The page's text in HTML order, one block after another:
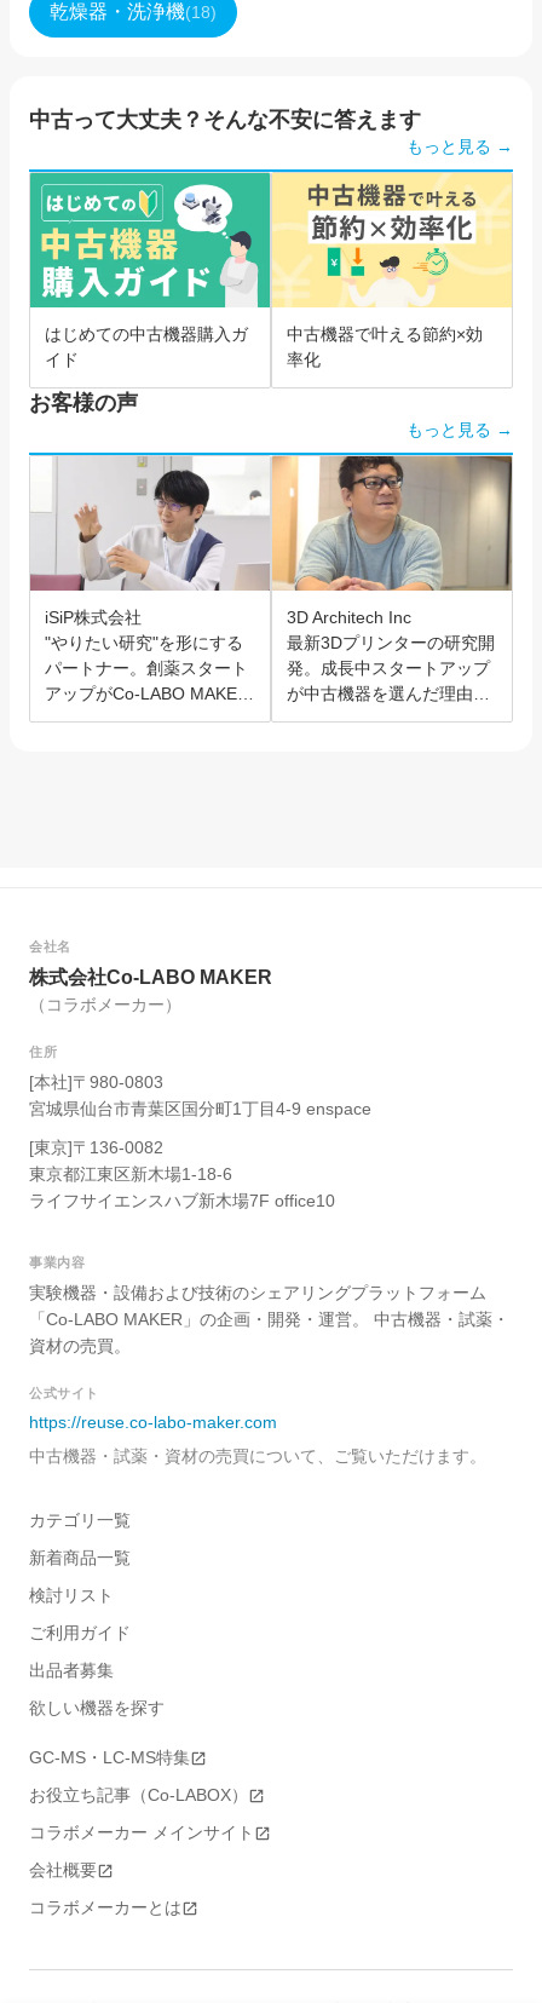
乾燥器・洗浄機(18)
中古って大丈夫？そんな不安に答えます
もっと見る →
はじめての中古機器購入ガ
イド
中古機器で叶える節約×効
率化
お客様の声
もっと見る →
iSiP株式会社
"やりたい研究"を形にする
パートナー。創薬スタート
アップがCo-LABO MAKER
を選んだ理由。
3D Architech Inc
最新3Dプリンターの研究開
発。成長中スタートアップ
が中古機器を選んだ理由と
は？
会社名
株式会社Co-LABO MAKER
（コラボメーカー）
住所
[本社]〒980-0803
宮城県仙台市青葉区国分町1丁目4-9 enspace
[東京]〒136-0082
東京都江東区新木場1-18-6
ライフサイエンスハブ新木場7F office10
事業内容
実験機器・設備および技術のシェアリングプラットフォーム
「Co-LABO MAKER」の企画・開発・運営。 中古機器・試薬・
資材の売買。
公式サイト
https://reuse.co-labo-maker.com
中古機器・試薬・資材の売買について、ご覧いただけます。
カテゴリ一覧
新着商品一覧
検討リスト
ご利用ガイド
出品者募集
欲しい機器を探す
GC-MS・LC-MS特集
お役立ち記事（Co-LABOX）
コラボメーカー メインサイト
会社概要
コラボメーカーとは